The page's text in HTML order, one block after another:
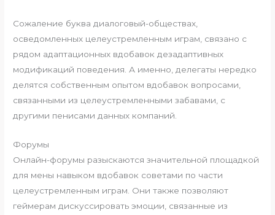
Сожаление буква диалоговый-обществах,
осведомленных целеустремленным играм, связано с
рядом адаптационных вдобавок дезадаптивных
модификаций поведения. А именно, делегаты нередко
делятся собственным опытом вдобавок вопросами,
связанными из целеустремленными забавами, с
другими пенисами данных компаний.
Форумы
Онлайн-форумы разыскаются значительной площадкой
для мены навыком вдобавок советами по части
целеустремленным играм. Они также позволяют
геймерам дискуссировать эмоции, связанные из